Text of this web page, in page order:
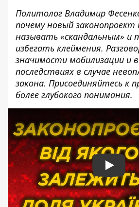
Политолог Владимир
почему новый законопроект
называть «скандальным» и
избегать клеймения.
значимости мобилизации и
последствиях в случае
закона. Присоединяйтесь к
более глубокого понимания.
Play